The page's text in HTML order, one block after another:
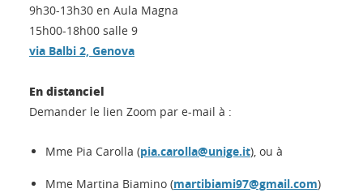
9h30-13h30 en Aula Magna
15h00-18h00 salle 9
via Balbi 2, Genova
En distanciel
Demander le lien Zoom par e-mail à :
Mme Pia Carolla (pia.carolla@unige.it), ou à
Mme Martina Biamino (martibiami97@gmail.com)